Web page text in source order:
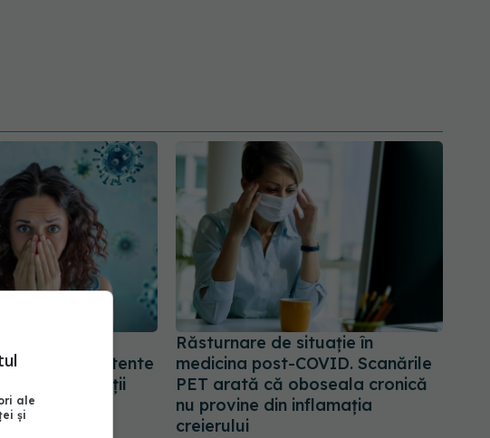
persistente
calității vieții
Răsturnare de situație în
medicina post-COVID. Scanările
PET arată că oboseala cronică
nu provine din inflamația
creierului
ale
și